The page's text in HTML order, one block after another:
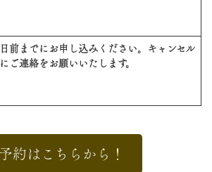
前までにお申し込みください。キャンセル
ご連絡をお願いいたします。
約はこちらから！